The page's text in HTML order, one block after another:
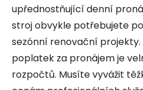
upřednostňující denní
stroj obvykle potřebujete
sezónní renovační
poplatek za pronájem je
rozpočtů. Musíte vyvážit